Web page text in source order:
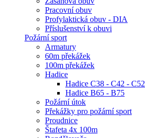
Pracovní obuv
Profylaktická obuv - DIA
Příslušenství k obuvi
Požární sport
Armatury
60m překážek
100m překážek
Hadice
Hadice C38 - C42 - C52
Hadice B65 - B75
Požární útok
Překážky pro požární sport
Proudnice
Štafeta 4x 100m